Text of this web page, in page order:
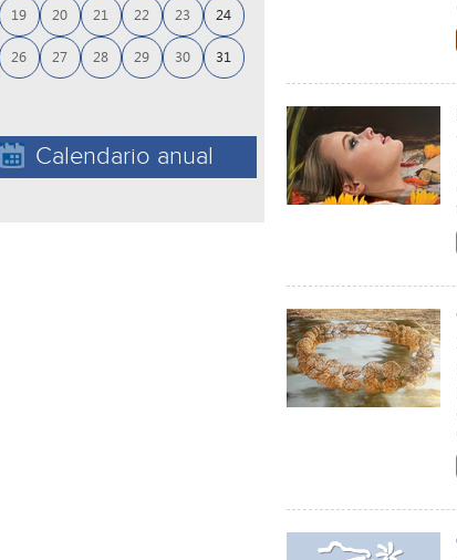
19 20 21 22 23 24
26 27 28 29 30 31
Calendario anual